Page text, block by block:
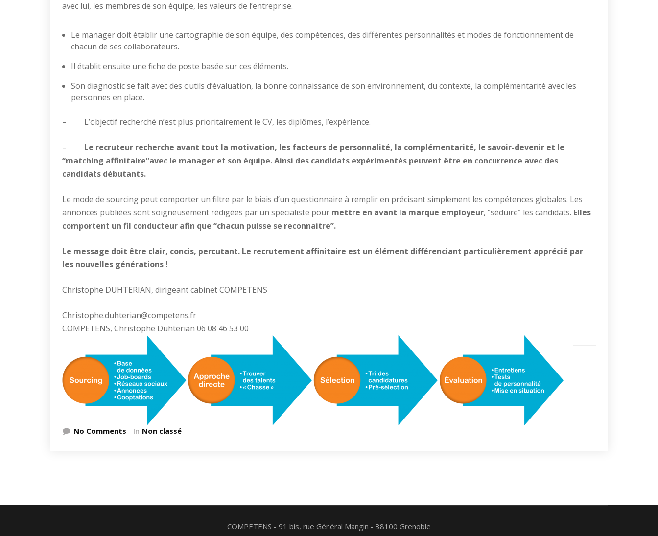
avec lui, les membres de son équipe, les valeurs de l’entreprise.
Le manager doit établir une cartographie de son équipe, des compétences, des différentes personnalités et modes de fonctionnement de
chacun de ses collaborateurs.
Il établit ensuite une fiche de poste basée sur ces éléments.
Son diagnostic se fait avec des outils d’évaluation, la bonne connaissance de son environnement, du contexte, la complémentarité avec les
personnes en place.
– L’objectif recherché n’est plus prioritairement le CV, les diplômes, l’expérience.
– Le recruteur recherche avant tout la motivation, les facteurs de personnalité, la complémentarité, le savoir-devenir et le
“matching affinitaire”avec le manager et son équipe. Ainsi des candidats expérimentés peuvent être en concurrence avec des
candidats débutants.
Le mode de sourcing peut comporter un filtre par le biais d’un questionnaire à remplir en précisant simplement les compétences globales. Les
annonces publiées sont soigneusement rédigées par un spécialiste pour mettre en avant la marque employeur, “séduire” les candidats. Elles
comportent un fil conducteur afin que “chacun puisse se reconnaitre”.
Le message doit être clair, concis, percutant. Le recrutement affinitaire est un élément différenciant particulièrement apprécié par
les nouvelles générations !
Christophe DUHTERIAN, dirigeant cabinet COMPETENS
Christophe.duhterian@competens.fr
COMPETENS, Christophe Duhterian 06 08 46 53 00
No Comments In Non classé
COMPETENS - 91 bis, rue Général Mangin - 38100 Grenoble